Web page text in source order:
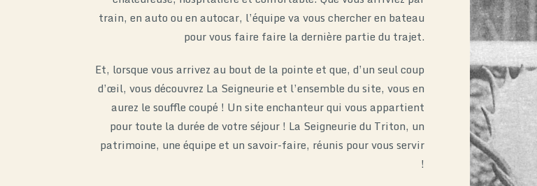
train, en auto ou en autocar, l’équipe va vous chercher en bateau
pour vous faire faire la dernière partie du trajet.
Et, lorsque vous arrivez au bout de la pointe et que, d’un seul coup
d’œil, vous découvrez La Seigneurie et l’ensemble du site, vous en
aurez le souffle coupé ! Un site enchanteur qui vous appartient
pour toute la durée de votre séjour ! La Seigneurie du Triton, un
patrimoine, une équipe et un savoir-faire, réunis pour vous servir
!